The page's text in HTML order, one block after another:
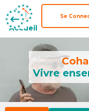
Accueil
Se
Accueil
Se
Vivre